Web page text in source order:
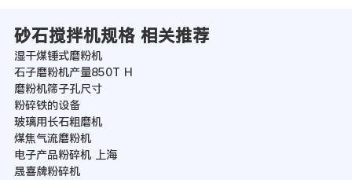
砂石搅拌机规格 相关推荐
湿干煤锤式磨粉机
石子磨粉机产量850T H
磨粉机筛子孔尺寸
粉碎铁的设备
玻璃用长石粗磨机
煤焦气流磨粉机
电子产品粉碎机 上海
晟喜牌粉碎机